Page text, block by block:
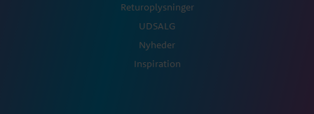
Returoplysninger
UDSALG
Nyheder
Inspiration